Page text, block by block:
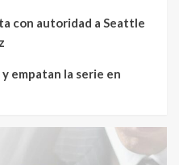
con autoridad a Seattle
empatan la serie en